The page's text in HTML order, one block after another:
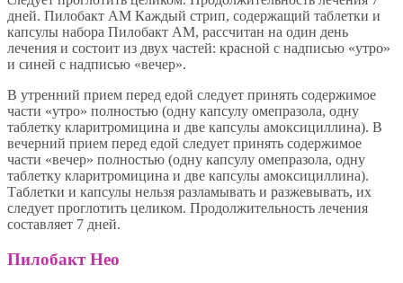
дней. Пилобакт АМ Каждый стрип, содержащий таблетки и
капсулы набора Пилобакт AM, рассчитан на один день
лечения и состоит из двух частей: красной с надписью «утро»
и синей с надписью «вечер».
В утренний прием перед едой следует принять содержимое
части «утро» полностью (одну капсулу омепразола, одну
таблетку кларитромицина и две капсулы амоксициллина). В
вечерний прием перед едой следует принять содержимое
части «вечер» полностью (одну капсулу омепразола, одну
таблетку кларитромицина и две капсулы амоксициллина).
Таблетки и капсулы нельзя разламывать и разжевывать, их
следует проглотить целиком. Продолжительность лечения
составляет 7 дней.
Пилобакт Нео